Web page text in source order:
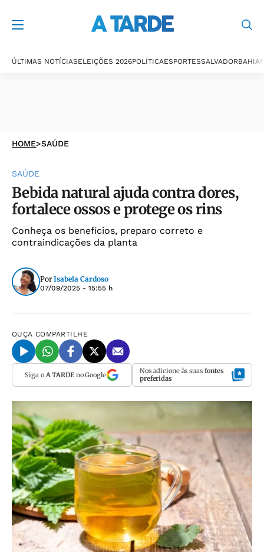
ÚLTIMAS NOTÍCIASELEIÇÕES 2026POLÍTICAESPORTESSALVADORBAHIA
HOME>SAÚDE
SAÚDE
Bebida natural ajuda contra dores,
fortalece ossos e protege os rins
Conheça os benefícios, preparo correto e
contraindicações da planta
Por Isabela Cardoso
07/09/2025 - 15:55 h
OUÇA COMPARTILHE
Siga o A TARDEno Google Nos adicione às suas fontes
preferidas